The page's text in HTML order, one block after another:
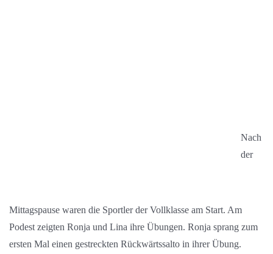
Nach
der
Mittagspause waren die Sportler der Vollklasse am Start. Am
Podest zeigten Ronja und Lina ihre Übungen. Ronja sprang zum
ersten Mal einen gestreckten Rückwärtssalto in ihrer Übung.